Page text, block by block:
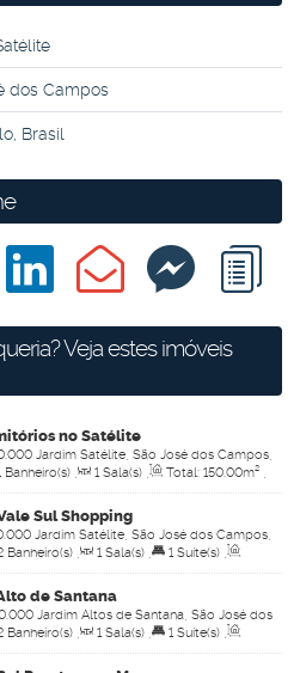
dos Campos
Brasil
Veja estes imóveis
no Satélite
Jardim Satélite, São José dos Campos,
Banheiro(s) 1 Sala(s) Total: 150.00m²
.00m²
Sul Shopping
Jardim Satélite, São José dos Campos,
Banheiro(s) 1 Sala(s) 1 Suíte(s)
, Útil: 70.00~ 100.00m²
de Santana
Jardim Altos de Santana, São José dos
Banheiro(s) 1 Sala(s) 1 Suíte(s)
, Útil: 110.00m² , Terreno: 125.00m²